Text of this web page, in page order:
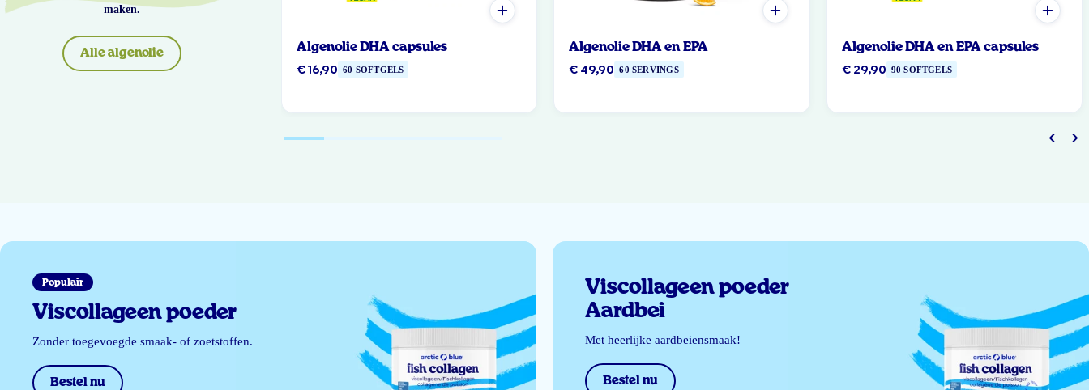
maken.
Alle algenolie Algenolie DHA capsules
€ 16,90 60 SOFTGELS
Algenolie DHA en EPA
€ 49,90 60 SERVINGS
Algenolie DHA en EPA capsules
€ 29,90 90 SOFTGELS
Populair
Viscollageen poeder
Zonder toegevoegde smaak- of zoetstoffen.
Bestel nu
Viscollageen poeder
Aardbei
Met heerlijke aardbeiensmaak!
Bestel nu